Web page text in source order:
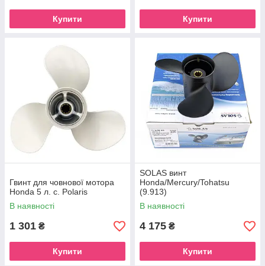
Купити Купити
Гвинт для човнової мотора
Honda 5 л. с. Polaris
В наявності
1 301 ₴
Купити
SOLAS винт
Honda/Mercury/Tohatsu
(9.913)
В наявності
4 175 ₴
Купити